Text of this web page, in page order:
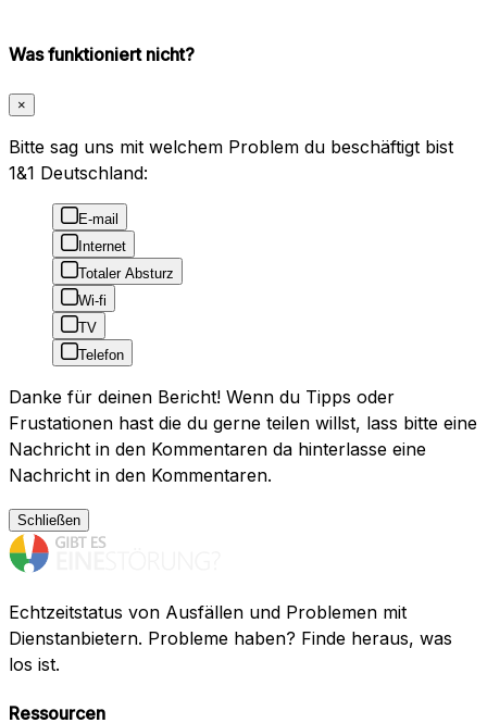
Was funktioniert nicht?
×
Bitte sag uns mit welchem Problem du beschäftigt bist
1&1 Deutschland:
E-mail
Internet
Totaler Absturz
Wi-fi
TV
Telefon
Danke für deinen Bericht! Wenn du Tipps oder
Frustationen hast die du gerne teilen willst, lass bitte eine
Nachricht in den Kommentaren da hinterlasse eine
Nachricht in den Kommentaren.
Schließen
Echtzeitstatus von Ausfällen und Problemen mit
Dienstanbietern. Probleme haben? Finde heraus, was
los ist.
Ressourcen